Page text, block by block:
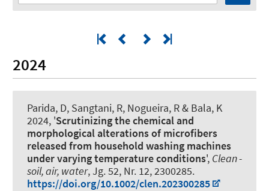
2024
Parida, D, Sangtani, R, Nogueira, R& Bala, K
2024, 'Scrutinizing the chemical and
morphological alterations of microfibers
released from household washing machines
under varying temperature conditions', Clean -
soil, air, water, Jg. 52, Nr. 12, 2300285.
https://doi.org/10.1002/clen.202300285